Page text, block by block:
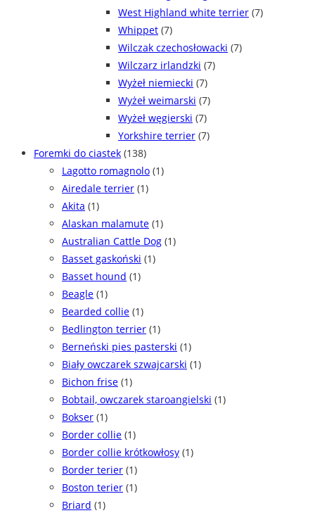
West Highland white terrier (7)
Whippet (7)
Wilczak czechosłowacki (7)
Wilczarz irlandzki (7)
Wyżeł niemiecki (7)
Wyżeł weimarski (7)
Wyżeł węgierski (7)
Yorkshire terrier (7)
Foremki do ciastek (138)
Lagotto romagnolo (1)
Airedale terrier (1)
Akita (1)
Alaskan malamute (1)
Australian Cattle Dog (1)
Basset gaskoński (1)
Basset hound (1)
Beagle (1)
Bearded collie (1)
Bedlington terrier (1)
Berneński pies pasterski (1)
Biały owczarek szwajcarski (1)
Bichon frise (1)
Bobtail, owczarek staroangielski (1)
Bokser (1)
Border collie (1)
Border collie krótkowłosy (1)
Border terier (1)
Boston terier (1)
Briard (1)